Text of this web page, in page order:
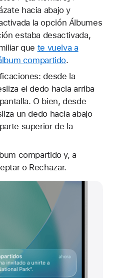
hacia abajo y
la opción Álbumes
estaba desactivada,
que te vuelva a
compartido.
desde la
el dedo hacia arriba
O bien, desde
un dedo hacia abajo
superior de la
compartido y, a
o Rechazar.